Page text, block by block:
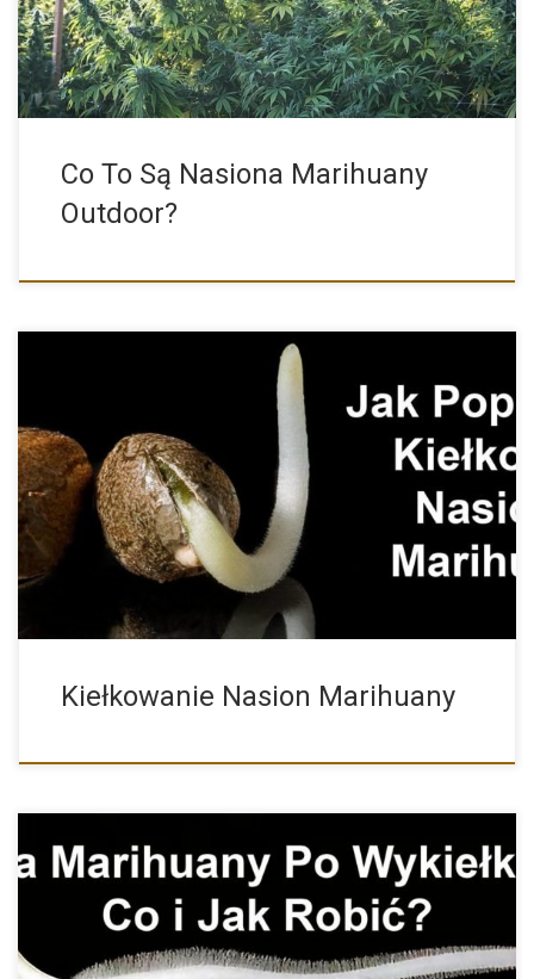
Co To Są Nasiona Marihuany
Outdoor?
Metody Kiełkowania Nasion oraz Najczęściej Popełniane Błędy
Właśnie kupiłeś nasiona […]
Kiełkowanie Nasion Marihuany
Wykiełkowane Nasiona Marihuany i Konopi – Co i Jak z […]